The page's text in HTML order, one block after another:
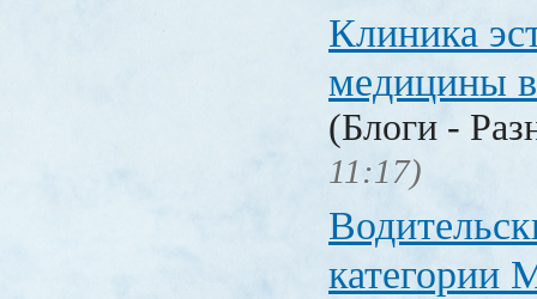
Клиника
медицины
(Блоги -
11:17)
категории